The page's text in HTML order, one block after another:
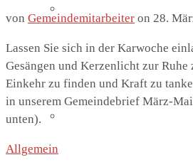
von Gemeindemitarbeiter on 28.
Lassen Sie sich in der Karwoche
Gesängen und Kerzenlicht zur Ruhe
Einkehr zu finden und Kraft zu
in unserem Gemeindebrief März-
unten).
Allgemein